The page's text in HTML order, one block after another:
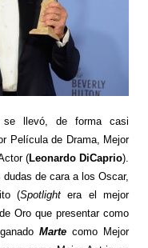
llevó, de forma casi
Película de Drama, Mejor
(Leonardo DiCaprio).
de cara a los Oscar,
(Spotlightera el mejor
Oro que presentar como
Marte como Mejor